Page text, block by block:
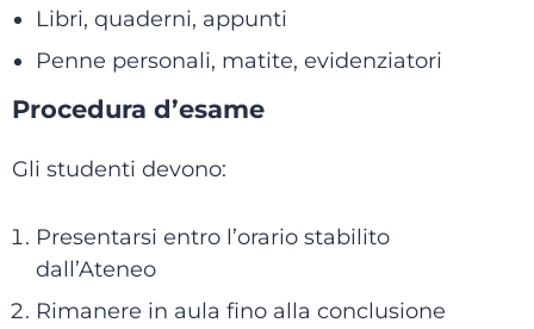
Libri, quaderni, appunti
Penne personali, matite, evidenziatori
Procedura d’esame
Gli studenti devono:
Presentarsi entro l’orario stabilito
dall’Ateneo
Rimanere in aula fino alla conclusione